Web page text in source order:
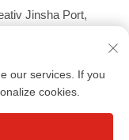
Jinsha Port,
Clothing
our services. If you
cookies.